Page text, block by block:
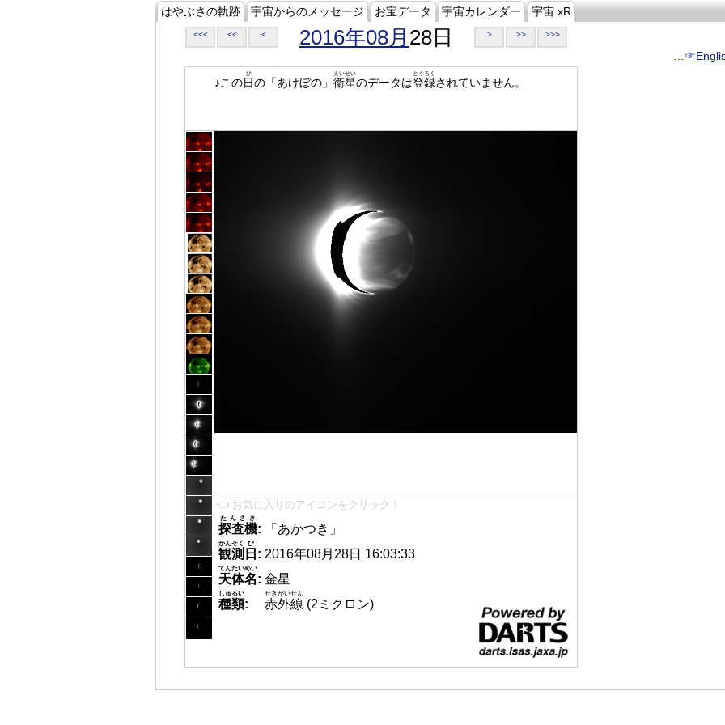
はやぶさの軌跡 宇宙からのメッセージ お宝データ 宇宙カレンダー 宇宙 xR
<<< << < 2016年08月 28日 > >> >>>
♪この日
ひ
の「あけぼの」 衛星
えいせい
のデータは登録
とうろく
されていません。
👈 お気に入りのアイコンをクリック！
探査機
たんさき
:
「あかつき」
観測
かんそく
日
び
: 2016年08月28日 16:03:33
天体名
てんたいめい
: 金星
種類
しゅるい
: 赤外線
せきがいせん
(2ミクロン)